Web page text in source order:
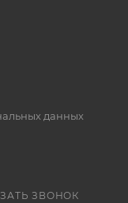
данных
ЗВОНОК